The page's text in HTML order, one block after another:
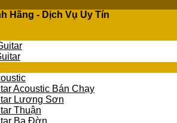
Hãng - Dịch Vụ Uy Tín
Acoustic Bán Chạy
Lương Sơn
Thuận
Ba Đờn